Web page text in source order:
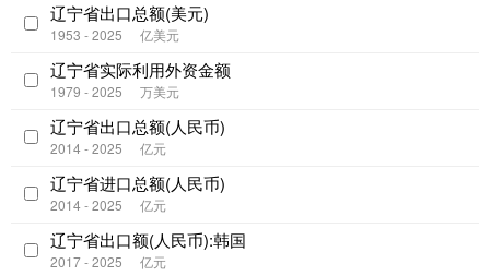
辽宁省出口总额(美元)
1953 - 2025 亿美元
辽宁省实际利用外资金额
1979 - 2025 万美元
辽宁省出口总额(人民币)
2014 - 2025 亿元
辽宁省进口总额(人民币)
2014 - 2025 亿元
辽宁省出口额(人民币):韩国
2017 - 2025 亿元